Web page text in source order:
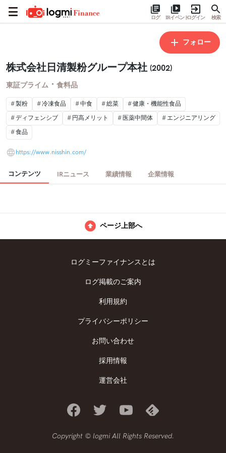
ログ IRイベントログイン 検索
フォロー
株式会社日清製粉グループ本社 (2002)
東証プライム ・ 食料品
製粉 冷凍食品 中食 総菜
健康・機能性食品
ディフェンシブ
円高メリット 医薬中間体
エンジニアリング
食品
https://www.nisshin.com/
コンテンツ IRニュース 業績情報 企業情報
ページ上部へ
ログミーファイナンスとは
ログ掲載のご案内
利用規約
プライバシーポリシー
お問い合わせ
採用情報
運営会社
Copyright © logmi All Rights Reserved.